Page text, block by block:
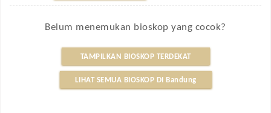
Belum menemukan bioskop yang cocok?
TAMPILKAN BIOSKOP TERDEKAT
LIHAT SEMUA BIOSKOP DI Bandung